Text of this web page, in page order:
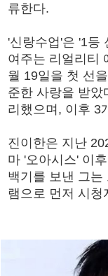
류한다.
'신랑수업'은 '1등
여주는 리얼리티
월 19일을 첫 선
준한 사랑을 받았
리했으며, 이후 3
진이한은 지난
마 '오아시스' 이
백기를 보낸 그는
램으로 먼저 시청